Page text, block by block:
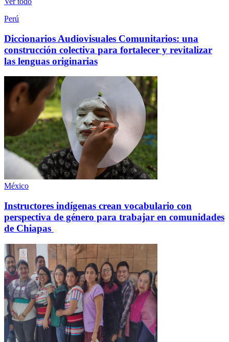
Perú
Diccionarios Audiovisuales Comunitarios: una
construcción colectiva para fortalecer y revitalizar
las lenguas originarias
México
Instructores indígenas crean vocabulario con
perspectiva de género para trabajar en comunidades
de Chiapas